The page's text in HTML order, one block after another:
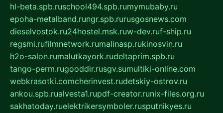
hl-beta.spb.ruschool494.spb.rumymubaby.ru
epoha-metalband.rungr.spb.rurusgosnews.com
dieselvostok.ru24hostel.msk.ruw-dev.ruf-ship.ru
regsmi.rufilmnetwork.rumalinasp.rukinosvin.ru
h2o-salon.rumalutkayork.rudeltaprim.spb.ru
tango-perm.rugooddir.rusgv.sumultiki-online.com
webkrasotki.comcherinvest.rudetskiy-ostrov.ru
ankou.spb.rualvesta1.rupdf-creator.runix-files.org.ru
sakhatoday.ruelektrikersymboler.rusputnikyes.ru